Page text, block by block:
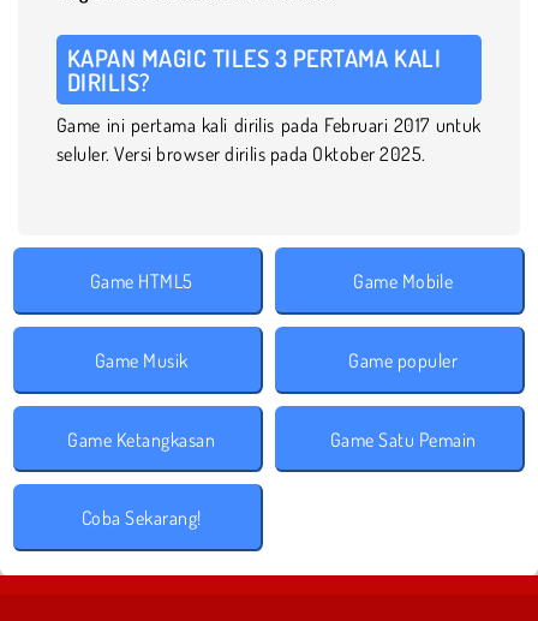
KAPAN MAGIC TILES 3 PERTAMA KALI
DIRILIS?
Game ini pertama kali dirilis pada Februari 2017 untuk
seluler. Versi browser dirilis pada Oktober 2025.
Game HTML5 Game Mobile
Game Musik Game populer
Game Ketangkasan Game Satu Pemain
Coba Sekarang!